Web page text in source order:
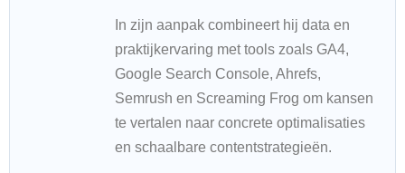
In zijn aanpak combineert hij data en
praktijkervaring met tools zoals GA4,
Google Search Console, Ahrefs,
Semrush en Screaming Frog om kansen
te vertalen naar concrete optimalisaties
en schaalbare contentstrategieën.